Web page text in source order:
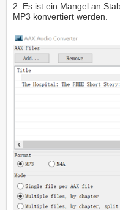
2. Es ist ein Mangel an
MP3 konvertiert werden.